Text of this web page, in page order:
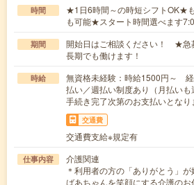
時間
★1日6時間～の時短シフトOK★
も可能★スタート時間選べます
期間
開始日はご相談ください！ ★急
長期でも働けます！
時給
無資格未経験：時給1500円～
払い／週払い制度あり（月払い
手続き完了次第のお支払いとなり
交通費
交通費支給※規定有
仕事内容
介護関連
＊利用者の方の「ありがとう」
ばあちゃんを笑顔にする介護の